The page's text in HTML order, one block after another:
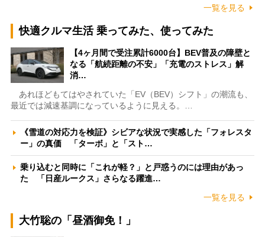
一覧を見る
快適クルマ生活 乗ってみた、使ってみた
【4ヶ月間で受注累計6000台】BEV普及の障壁と
なる「航続距離の不安」「充電のストレス」解
消…
あれほどもてはやされていた「EV（BEV）シフト」の潮流も、
最近では減速基調になっているように見える。…
《雪道の対応力を検証》シビアな状況で実感した「フォレスタ
ー」の真価 「ターボ」と「スト…
乗り込むと同時に「これが軽？」と戸惑うのには理由があっ
た 「日産ルークス」さらなる躍進…
一覧を見る
大竹聡の「昼酒御免！」